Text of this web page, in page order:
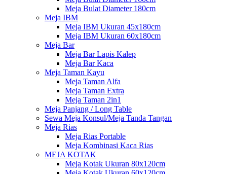
Meja Bulat Diameter 180cm
Meja IBM
Meja IBM Ukuran 45x180cm
Meja IBM Ukuran 60x180cm
Meja Bar
Meja Bar Lapis Kalep
Meja Bar Kaca
Meja Taman Kayu
Meja Taman Alfa
Meja Taman Extra
Meja Taman 2in1
Meja Panjang / Long Table
Sewa Meja Konsul/Meja Tanda Tangan
Meja Rias
Meja Rias Portable
Meja Kombinasi Kaca Rias
MEJA KOTAK
Meja Kotak Ukuran 80x120cm